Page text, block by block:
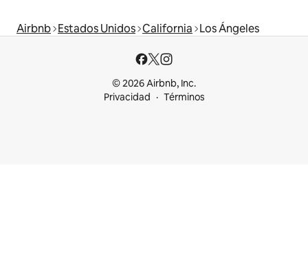
Airbnb Estados Unidos California Los Ángeles
© 2026 Airbnb, Inc.
Privacidad
Términos